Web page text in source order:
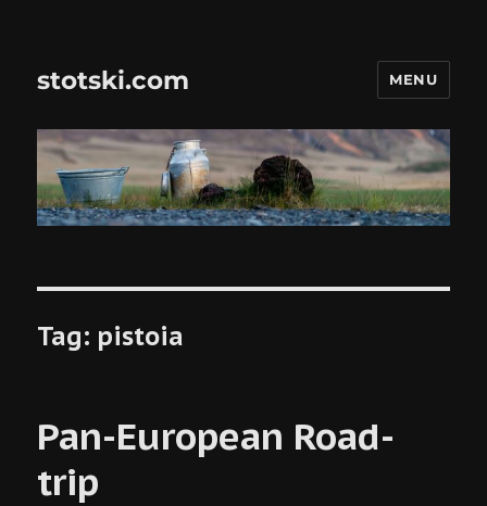
stotski.com MENU
Tag: pistoia
Pan-European Road-
trip